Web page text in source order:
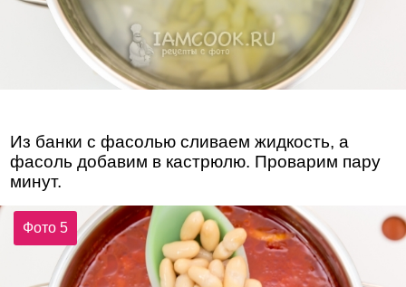
Из банки с фасолью сливаем жидкость, а
фасоль добавим в кастрюлю. Проварим пару
минут.
Фото 5